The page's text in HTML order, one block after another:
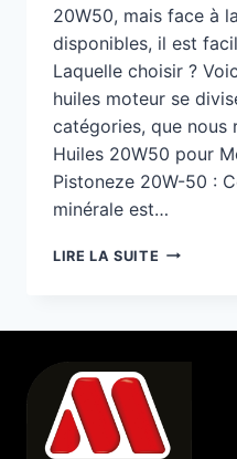
20W50, mais face à
disponibles, il est
Laquelle choisir ?
huiles moteur se
catégories, que nous
Huiles 20W50 pour
Pistoneze 20W-50 :
minérale est…
LIRE LA SUITE QUELLE
VOUS
FAUT-